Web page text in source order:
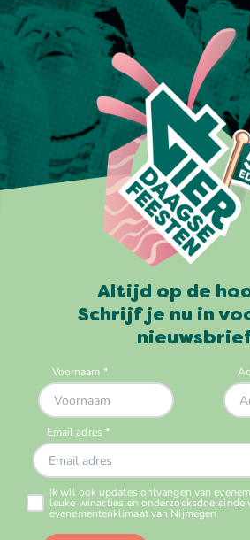
Altijd op de
Schrijf je nu in